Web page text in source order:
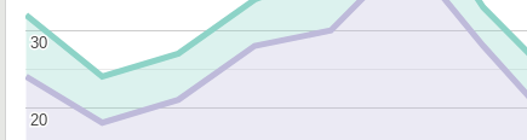
20
20
30
30